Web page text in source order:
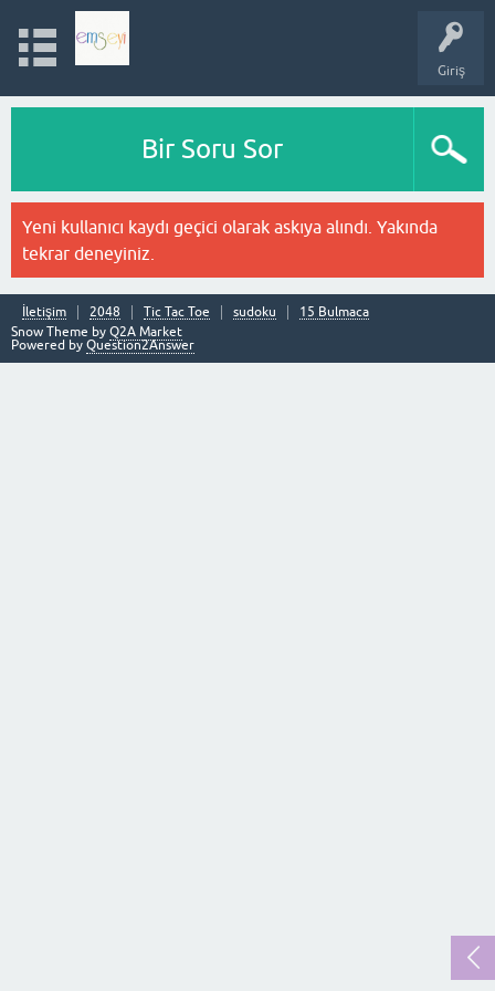
Giriş
Bir Soru Sor
Yeni kullanıcı kaydı geçici olarak askıya alındı. Yakında
tekrar deneyiniz.
İletişim 2048 Tic Tac Toe sudoku
15 Bulmaca
Snow Theme by Q2A Market
Powered by Question2Answer